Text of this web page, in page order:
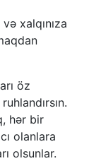
xalqınıza
öz
hər bir
olanlara
olsunlar.